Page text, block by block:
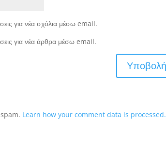
για νέα σχόλια μέσω email.
για νέα άρθρα μέσω email.
Learn how your comment data is processed.